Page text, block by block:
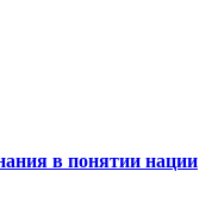
в понятии нации